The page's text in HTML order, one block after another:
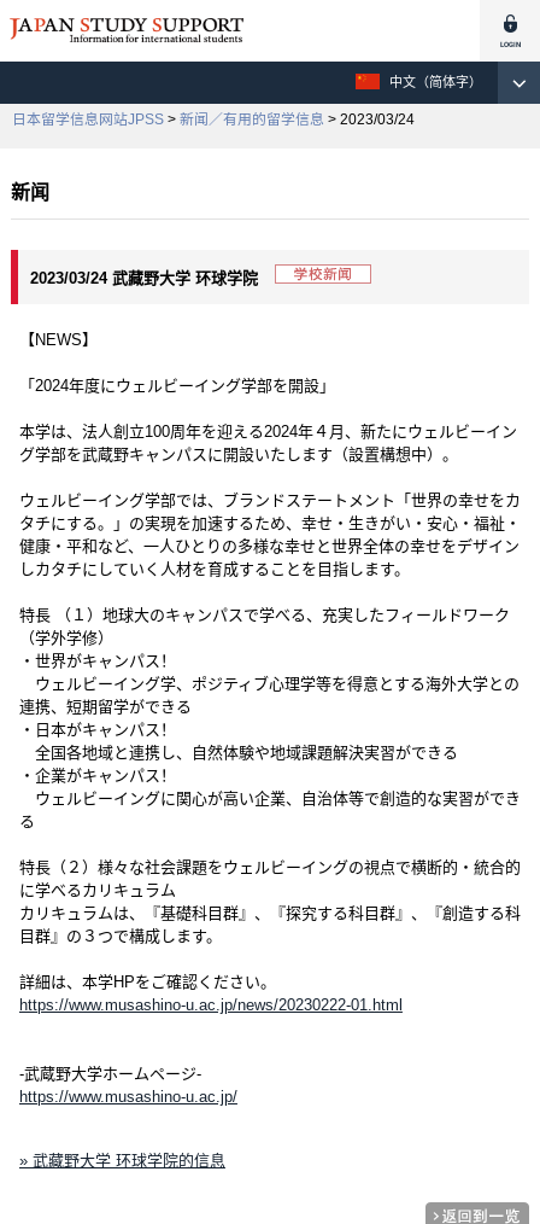
中文（简体字）
日本留学信息网站JPSS > 新闻／有用的留学信息 > 2023/03/24
新闻
2023/03/24 武藏野大学 环球学院
【NEWS】
「2024年度にウェルビーイング学部を開設」
本学は、法人創立100周年を迎える2024年４月、新たにウェルビーイン
グ学部を武蔵野キャンパスに開設いたします（設置構想中）。
ウェルビーイング学部では、ブランドステートメント「世界の幸せをカ
タチにする。」の実現を加速するため、幸せ・生きがい・安心・福祉・
健康・平和など、一人ひとりの多様な幸せと世界全体の幸せをデザイン
しカタチにしていく人材を育成することを目指します。
特長 （１）地球大のキャンパスで学べる、充実したフィールドワーク
（学外学修）
・世界がキャンパス！
ウェルビーイング学、ポジティブ心理学等を得意とする海外大学との
連携、短期留学ができる
・日本がキャンパス！
全国各地域と連携し、自然体験や地域課題解決実習ができる
・企業がキャンパス！
ウェルビーイングに関心が高い企業、自治体等で創造的な実習ができ
る
特長（２）様々な社会課題をウェルビーイングの視点で横断的・統合的
に学べるカリキュラム
カリキュラムは、『基礎科目群』、『探究する科目群』、『創造する科
目群』の３つで構成します。
詳細は、本学HPをご確認ください。
https://www.musashino-u.ac.jp/news/20230222-01.html
-武蔵野大学ホームページ-
https://www.musashino-u.ac.jp/
» 武藏野大学 环球学院的信息